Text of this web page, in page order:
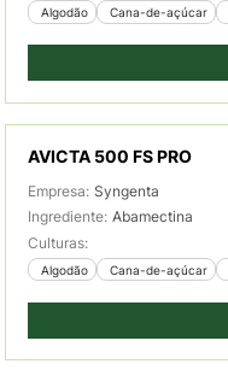
Algodão Cana-de-açúcar
AVICTA 500 FS PRO
Empresa: Syngenta
Ingrediente: Abamectina
Culturas:
Algodão Cana-de-açúcar